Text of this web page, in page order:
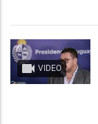
VIDEO